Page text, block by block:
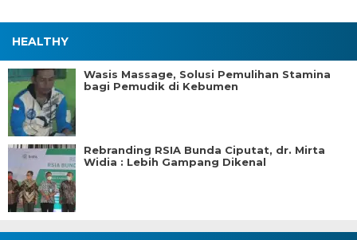
HEALTHY
Wasis Massage, Solusi Pemulihan Stamina
bagi Pemudik di Kebumen
Rebranding RSIA Bunda Ciputat, dr. Mirta
Widia : Lebih Gampang Dikenal